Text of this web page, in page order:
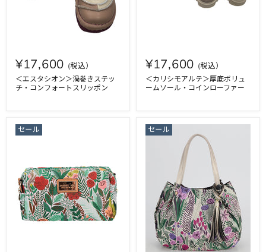
¥17,600
＜エスタシオン＞渦巻きステッ
チ・コンフォートスリッポン
¥17,600
＜カリシモアルテ＞厚底ボリュ
ームソール・コインローファー
セール セール